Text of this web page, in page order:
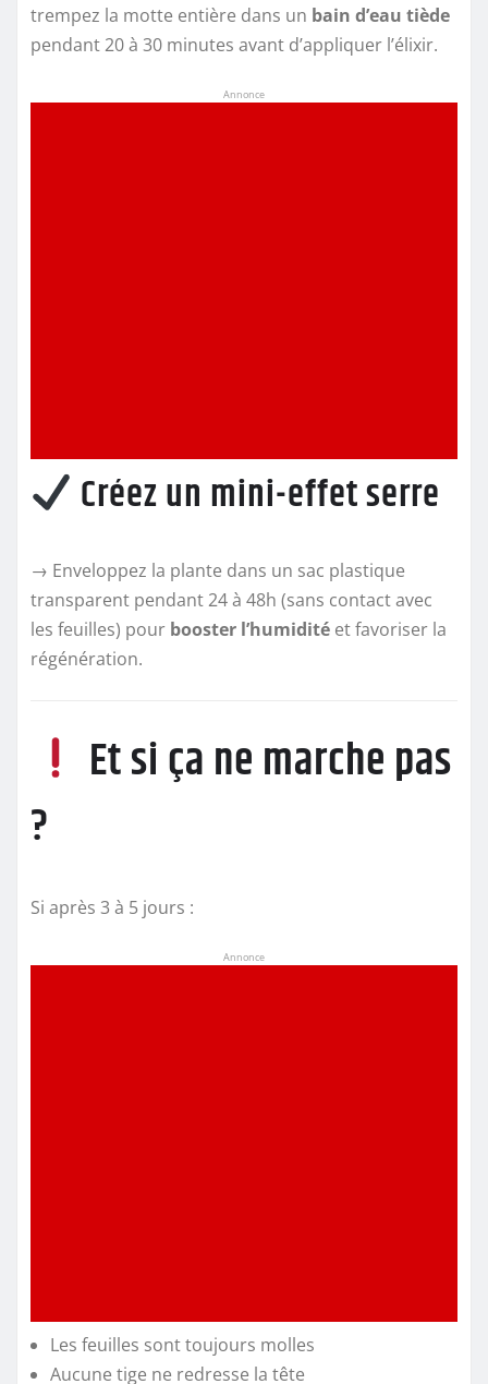
trempez la motte entière dans un bain d’eau tiède
pendant 20 à 30 minutes avant d’appliquer l’élixir.
Annonce
Créez un mini-effet serre
→ Enveloppez la plante dans un sac plastique
transparent pendant 24 à 48h (sans contact avec
les feuilles) pour booster l’humidité et favoriser la
régénération.
Et si ça ne marche pas
?
Si après 3 à 5 jours :
Annonce
Les feuilles sont toujours molles
Aucune tige ne redresse la tête